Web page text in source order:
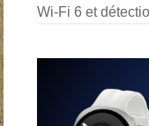
Wi-Fi 6 et